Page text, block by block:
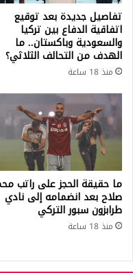
تفاصيل جديدة بعد توقيع
اتفاقية الدفاع بين تركيا
والسعودية وباكستان.. ما
الهدف من التحالف الثلاثي؟
منذ 18 ساعة
ما حقيقة الحجز على راتب
صلاح بعد انضمامه إلى نادي
طرابزون سبور التركي
منذ 18 ساعة